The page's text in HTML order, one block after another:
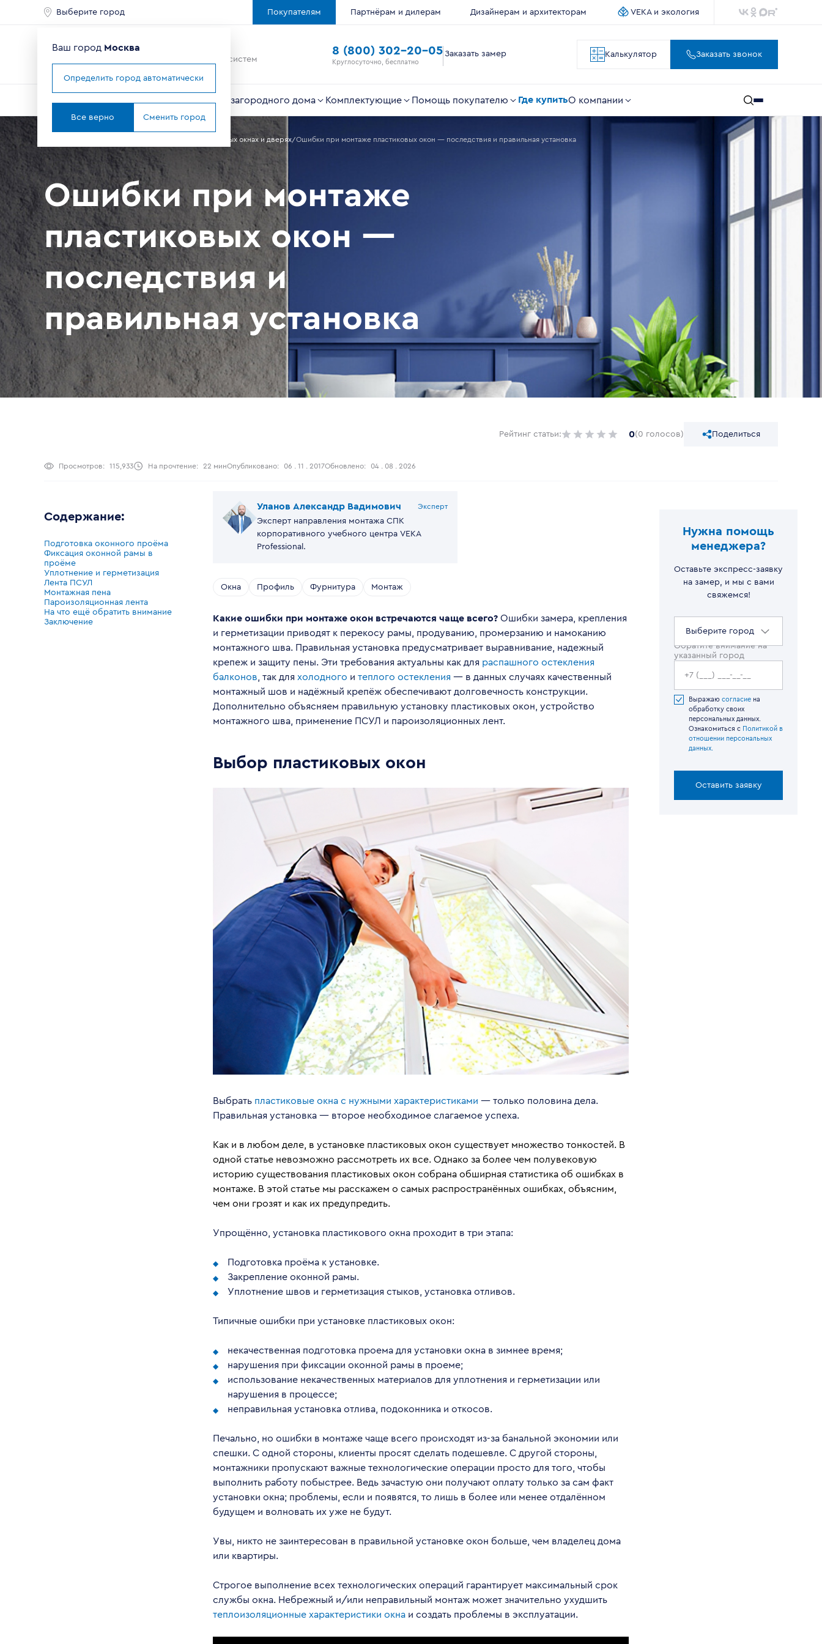
Выберите город Покупателям Партнёрам и дилерам Дизайнерам и архитекторам VEKA и экология
Ведущий мировой
производитель оконных систем
8 (800) 302-20-05
Круглосуточно, бесплатно
Заказать замер Калькулятор Заказать звонок
Для загородного дома Комплектующие Помощь покупателю Где купитьО компании
Статьи о пластиковых окнах и дверях Ошибки при монтаже пластиковых окон — последствия и правильная установка
Ошибки при монтаже
пластиковых окон —
последствия и
правильная установка
Рейтинг статьи: 0(0 голосов) Поделиться
Просмотров: 115,933 На прочтение: 22 минОпубликовано: 06 . 11 . 2017Обновлено: 04 . 08 . 2026
Содержание:
Подготовка оконного проёма
Фиксация оконной рамы в
проёме
Уплотнение и герметизация
Лента ПСУЛ
Монтажная пена
Пароизоляционная лента
На что ещё обратить внимание
Заключение
Уланов Александр Вадимович Эксперт
Эксперт направления монтажа СПК
корпоративного учебного центра VEKA
Professional.
Окна Профиль Фурнитура Монтаж
Какие ошибки при монтаже окон встречаются чаще всего? Ошибки замера, крепления
и герметизации приводят к перекосу рамы, продуванию, промерзанию и намоканию
монтажного шва. Правильная установка предусматривает выравнивание, надежный
крепеж и защиту пены. Эти требования актуальны как для распашного остекления
балконов , так для холодного и теплого остекления — в данных случаях качественный
монтажный шов и надёжный крепёж обеспечивают долговечность конструкции.
Дополнительно объясняем правильную установку пластиковых окон, устройство
монтажного шва, применение ПСУЛ и пароизоляционных лент.
Выбор пластиковых окон
Выбрать пластиковые окна с нужными характеристиками — только половина дела.
Правильная установка — второе необходимое слагаемое успеха.
Как и в любом деле, в установке пластиковых окон существует множество тонкостей. В
одной статье невозможно рассмотреть их все. Однако за более чем полувековую
историю существования пластиковых окон собрана обширная статистика об ошибках в
монтаже. В этой статье мы расскажем о самых распространённых ошибках , объясним,
чем они грозят и как их предупредить.
Упрощённо, установка пластикового окна проходит в три этапа:
Подготовка проёма к установке.
Закрепление оконной рамы.
Уплотнение швов и герметизация стыков, установка отливов.
Типичные ошибки при установке пластиковых окон:
некачественная подготовка проема для установки окна в зимнее время;
нарушения при фиксации оконной рамы в проеме;
использование некачественных материалов для уплотнения и герметизации или
нарушения в процессе;
неправильная установка отлива, подоконника и откосов.
Печально, но ошибки в монтаже чаще всего происходят из-за банальной экономии или
спешки. С одной стороны, клиенты просят сделать подешевле. С другой стороны,
монтажники пропускают важные технологические операции просто для того, чтобы
выполнить работу побыстрее. Ведь зачастую они получают оплату только за сам факт
установки окна; проблемы, если и появятся, то лишь в более или менее отдалённом
будущем и волновать их уже не будут.
Увы, никто не заинтересован в правильной установке окон больше, чем владелец дома
или квартиры.
Строгое выполнение всех технологических операций гарантирует максимальный срок
службы окна. Небрежный и/или неправильный монтаж может значительно ухудшить
теплоизоляционные характеристики окна и создать проблемы в эксплуатации.
Нужна помощь
менеджера?
Оставьте экспресс-заявку
на замер, и мы с вами
свяжемся!
Выберите город
Обратите внимание на
указанный город
Выражаю согласие на
обработку своих
персональных данных.
Ознакомиться с Политикой в
отношении персональных
данных.
Оставить заявку
Ваш город Москва
Определить город автоматически
Все верно Сменить город